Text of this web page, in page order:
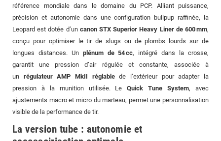
référence mondiale dans le domaine du PCP. Alliant puissance,
précision et autonomie dans une configuration bullpup raffinée, la
Leopard est dotée d’un canon STX Superior Heavy Liner de 600 mm,
conçu pour optimiser le tir de slugs ou de plombs lourds sur de
longues distances. Un plénum de 54 cc, intégré dans la crosse,
garantit une pression d’air régulée et constante, associée à
un régulateur AMP MkII réglablede l’extérieur pour adapter la
pression à la munition utilisée. LeQuick Tune System, avec
ajustements macro et micro du marteau, permet une personnalisation
visible de la performance de tir.
La version tube : autonomie et